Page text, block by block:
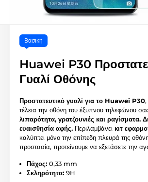
Βασική
Huawei P30
Γυαλί Οθόνης
Προστατευτικό γυαλί για το Huawei P30,
τέλεια την οθόνη του έξυπνου τηλεφώνου
λιπαρότητα, γρατζουνιές και ραγίσματα.
ευαισθησία αφής. Περιλαμβάνει κιτ
καλύπτει μόνο την επίπεδη πλευρά της
προστασία, προτείνουμε να εξετάσετε την
Πάχος: 0,33 mm
Σκληρότητα: 9H